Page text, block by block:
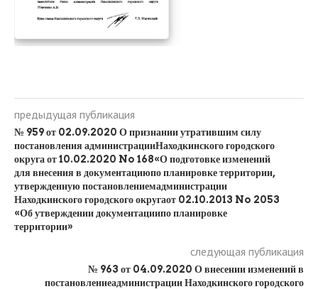
предыдущая публикация
№ 959 от 02.09.2020 О признании утратившим силу
постановления администрацииНаходкинского городского
округа от 10.02.2020 No 168«О подготовке изменений
для внесения в документациюпо планировке территории,
утвержденную постановлениемадминистрации
Находкинского городского округаот 02.10.2013 No 2053
«Об утверждении документациипо планировке
территории»
следующая публикация
№ 963 от 04.09.2020 О внесении изменений в
постановлениеадминистрации Находкинского городского